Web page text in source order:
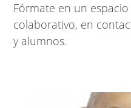
Fórmate en un
colaborativo, en
y alumnos.